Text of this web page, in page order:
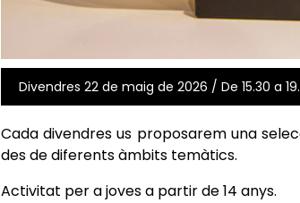
Divendres 22 de maig de 2026 / De 15.30 a
Cada divendres us proposarem una
des de diferents àmbits temàtics.
Activitat per a joves a partir de 14 anys.